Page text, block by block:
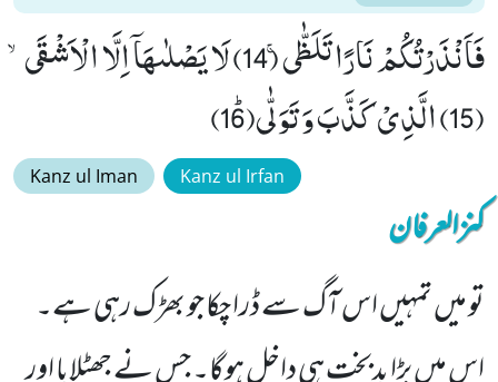
فَاَنْذَرْتُكُمْ نَارًا تَلَظّٰىۚ (14) لَا یَصْلٰىهَاۤ اِلَّا الْاَشْقَىۙ
(15) الَّذِیْ كَذَّبَ وَ تَوَلّٰىﭤ(16)
Kanz ul Iman Kanz ul Irfan
کنزالعرفان
تو میں تمہیں اس آگ سے ڈرا چکا جو بھڑک رہی ہے۔